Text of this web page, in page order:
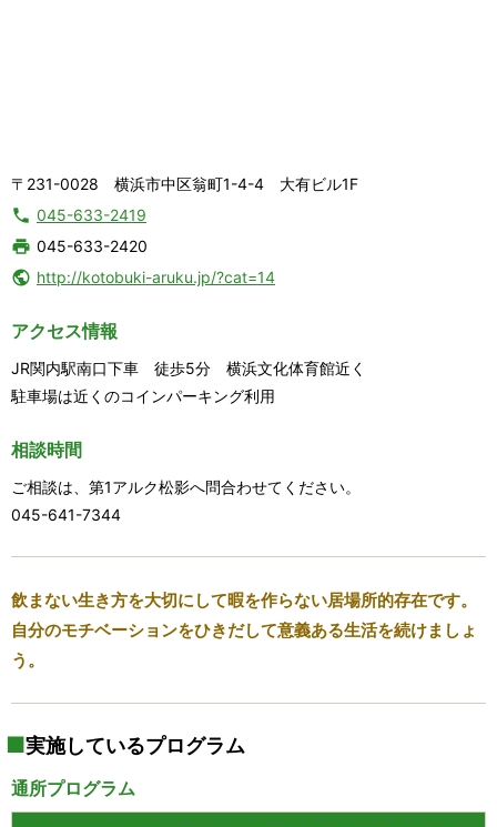
〒231-0028 横浜市中区翁町1-4-4 大有ビル1F
045-633-2419
045-633-2420
http://kotobuki-aruku.jp/?cat=14
アクセス情報
JR関内駅南口下車 徒歩5分 横浜文化体育館近く
駐車場は近くのコインパーキング利用
相談時間
ご相談は、第1アルク松影へ問合わせてください。
045-641-7344
飲まない生き方を大切にして暇を作らない居場所的存在です。
自分のモチベーションをひきだして意義ある生活を続けましょ
う。
実施しているプログラム
通所プログラム